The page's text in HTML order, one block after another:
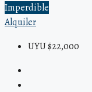
Imperdible
Alquiler
UYU $22,000